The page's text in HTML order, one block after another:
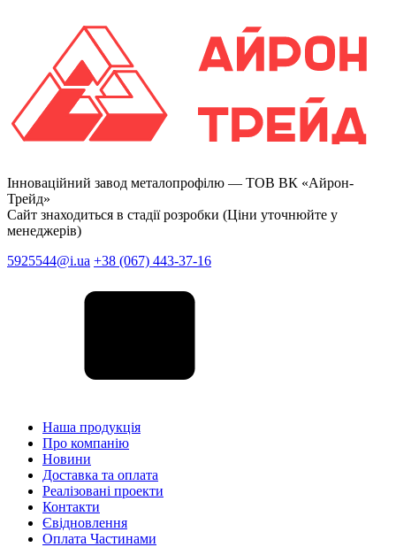
Інноваційний завод металопрофілю — ТОВ ВК «Айрон-
Трейд»
Сайт знаходиться в стадії розробки (Ціни уточнюйте у
менеджерів)
5925544@i.ua +38 (067) 443-37-16
Наша продукція
Про компанію
Новини
Доставка та оплата
Реалізовані проекти
Контакти
Євідновлення
Оплата Частинами